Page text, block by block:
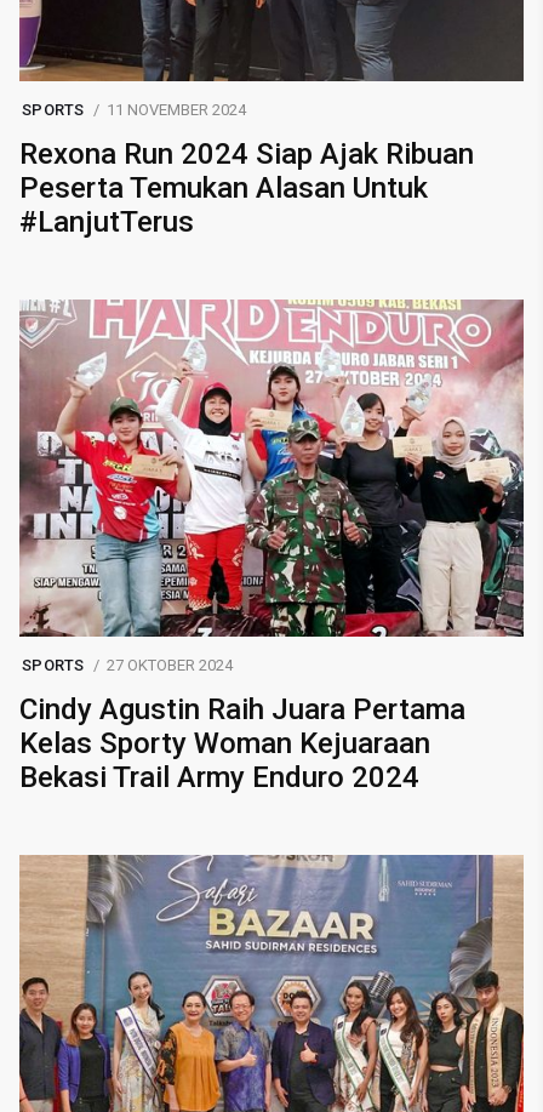
SPORTS 11 NOVEMBER 2024
Rexona Run 2024 Siap Ajak Ribuan
Peserta Temukan Alasan Untuk
#LanjutTerus
SPORTS 27 OKTOBER 2024
Cindy Agustin Raih Juara Pertama
Kelas Sporty Woman Kejuaraan
Bekasi Trail Army Enduro 2024